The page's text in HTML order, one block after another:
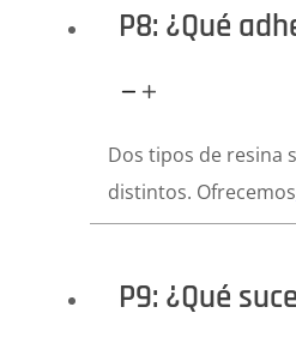
P8: ¿Qué
Dos tipos de resina
distintos. Ofrecemos
P9: ¿Qué